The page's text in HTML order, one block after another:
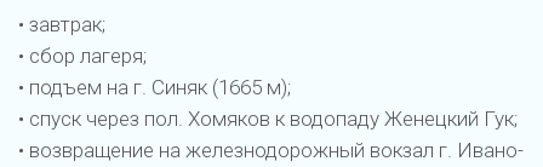
• завтрак;
• сбор лагеря;
• подъем на г. Синяк (1665 м);
• спуск через пол. Хомяков к водопаду Женецкий Гук;
• возвращение на железнодорожный вокзал г. Ивано-